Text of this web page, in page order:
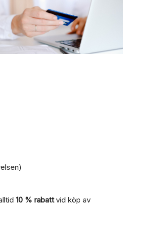
10 % rabattvid köp av